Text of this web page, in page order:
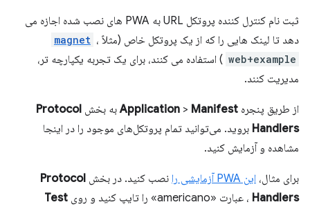
ثبت نام کنترل کننده پروتکل URL به PWA های نصب شده اجازه می
دهد تا لینک هایی را که از یک پروتکل خاص (مثلاً
magnet ،
web+example ) استفاده می کنند، برای یک تجربه یکپارچه تر،
مدیریت کنند.
از طریق پنجره Application > Manifest به بخش Protocol
Handlers بروید. می‌توانید تمام پروتکل‌های موجود را در اینجا
مشاهده و آزمایش کنید.
برای مثال، این PWA آزمایشی را نصب کنید. در بخش Protocol
Handlers ، عبارت «americano» را تایپ کنید و روی
Test